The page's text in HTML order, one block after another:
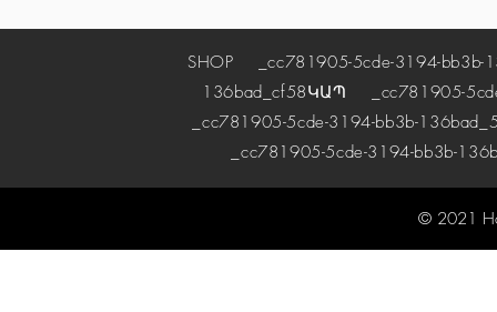
SHOP
_cc781905-5cde-3194-bb3b-
136bad_cf58ԿԱՊ _cc781905-
_cc781905-5cde-3194-bb3b-
_cc781905-5cde-3194-bb3b-
© 2021